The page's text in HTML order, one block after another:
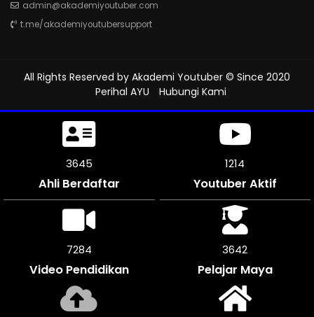
admin@akademiyoutuber.com
t.me/akademiyoutubersupport
All Rights Reserved by Akademi Youtuber © Since 2020
Perihal AYU
Hubungi Kami
4107
Ahli Berdaftar
1312
Youtuber Aktif
8214
Video Pendidikan
4107
Pelajar Maya